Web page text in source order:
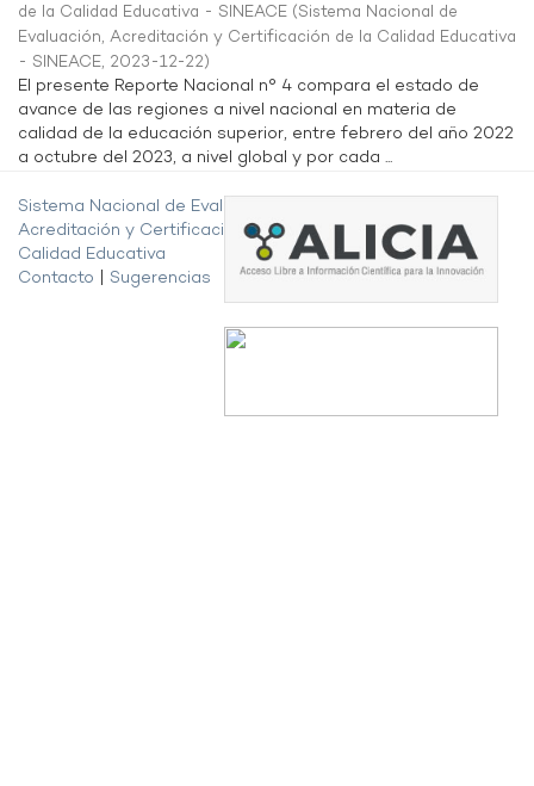
de la Calidad Educativa - SINEACE (Sistema Nacional de
Evaluación, Acreditación y Certificación de la Calidad Educativa
- SINEACE, 2023-12-22)
El presente Reporte Nacional n° 4 compara el estado de
avance de las regiones a nivel nacional en materia de
calidad de la educación superior, entre febrero del año 2022
a octubre del 2023, a nivel global y por cada ...
Sistema Nacional de Evaluación,
Acreditación y Certificación de la
Calidad Educativa
Contacto
Sugerencias